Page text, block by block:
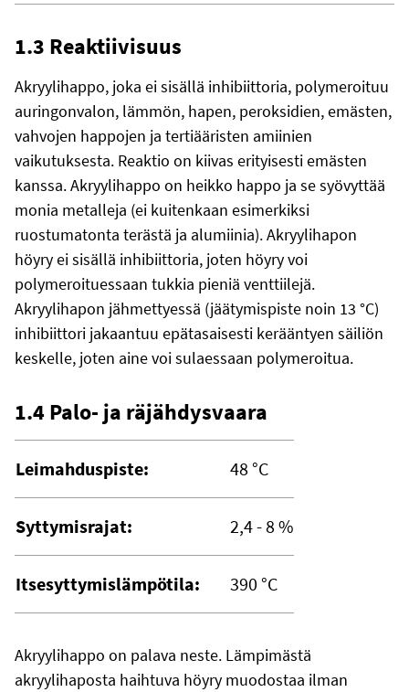
1.3 Reaktiivisuus
Akryylihappo, joka ei sisällä inhibiittoria, polymeroituu
auringonvalon, lämmön, hapen, peroksidien, emästen,
vahvojen happojen ja tertiääristen amiinien
vaikutuksesta. Reaktio on kiivas erityisesti emästen
kanssa. Akryylihappo on heikko happo ja se syövyttää
monia metalleja (ei kuitenkaan esimerkiksi
ruostumatonta terästä ja alumiinia). Akryylihapon
höyry ei sisällä inhibiittoria, joten höyry voi
polymeroituessaan tukkia pieniä venttiilejä.
Akryylihapon jähmettyessä (jäätymispiste noin 13 °C)
inhibiittori jakaantuu epätasaisesti kerääntyen säiliön
keskelle, joten aine voi sulaessaan polymeroitua.
1.4 Palo- ja räjähdysvaara
Leimahduspiste: 48 °C
Syttymisrajat: 2,4 - 8 %
Itsesyttymislämpötila: 390 °C
Akryylihappo on palava neste. Lämpimästä
akryylihaposta haihtuva höyry muodostaa ilman